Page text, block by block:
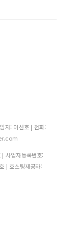
자: 이선호 | 전화:
사업자등록번호:
| 호스팅제공자: